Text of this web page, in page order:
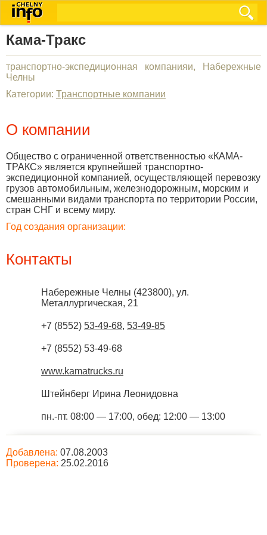
Кама-Тракс
транспортно-экспедиционная компанияи, Набережные
Челны
Категории: Транспортные компании
О компании
Общество с ограниченной ответственностью «КАМА-
ТРАКС» является крупнейшей транспортно-
экспедиционной компанией, осуществляющей перевозку
грузов автомобильным, железнодорожным, морским и
смешанными видами транспорта по территории России,
стран СНГ и всему миру.
Год создания организации:
Контакты
Набережные Челны (423800), ул.
Металлургическая, 21
+7 (8552) 53-49-68, 53-49-85
+7 (8552) 53-49-68
www.kamatrucks.ru
Штейнберг Ирина Леонидовна
пн.-пт. 08:00 — 17:00, обед: 12:00 — 13:00
Добавлена: 07.08.2003
Проверена: 25.02.2016